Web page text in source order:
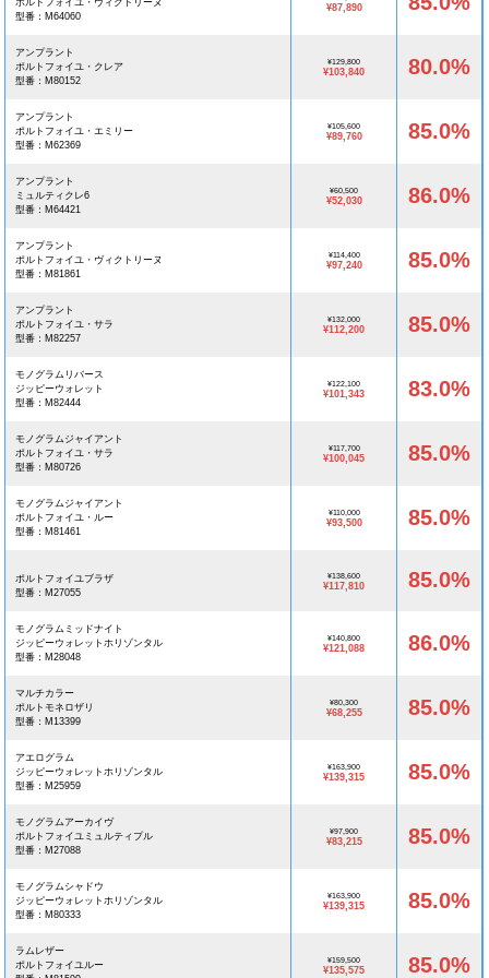
ポルトフォイユ・ヴィクトリーヌ
型番：M64060
¥87,890
アンプラント
ポルトフォイユ・クレア
型番：M80152
¥129,800
¥103,840 80.0%
アンプラント
ポルトフォイユ・エミリー
型番：M62369
¥105,600
¥89,760 85.0%
アンプラント
ミュルティクレ6
型番：M64421
¥60,500
¥52,030 86.0%
アンプラント
ポルトフォイユ・ヴィクトリーヌ
型番：M81861
¥114,400
¥97,240 85.0%
アンプラント
ポルトフォイユ・サラ
型番：M82257
¥132,000
¥112,200 85.0%
モノグラムリバース
ジッピーウォレット
型番：M82444
¥122,100
¥101,343 83.0%
モノグラムジャイアント
ポルトフォイユ・サラ
型番：M80726
¥117,700
¥100,045 85.0%
モノグラムジャイアント
ポルトフォイユ・ルー
型番：M81461
¥110,000
¥93,500 85.0%
ポルトフォイユブラザ
型番：M27055
¥138,600
¥117,810 85.0%
モノグラムミッドナイト
ジッピーウォレットホリゾンタル
型番：M28048
¥140,800
¥121,088 86.0%
マルチカラー
ポルトモネロザリ
型番：M13399
¥80,300
¥68,255 85.0%
アエログラム
ジッピーウォレットホリゾンタル
型番：M25959
¥163,900
¥139,315 85.0%
モノグラムアーカイヴ
ポルトフォイユミュルティプル
型番：M27088
¥97,900
¥83,215 85.0%
モノグラムシャドウ
ジッピーウォレットホリゾンタル
型番：M80333
¥163,900
¥139,315 85.0%
ラムレザー
ポルトフォイユルー
¥159,500
¥135,575 85.0%